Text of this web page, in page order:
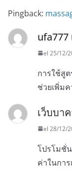
Pingback:
ufa777
el 25/12/
การใช้สู
ช่วยเพิ่ม
เว็บบา
el 28/12/
โปรโมชั่
ค่าในกา